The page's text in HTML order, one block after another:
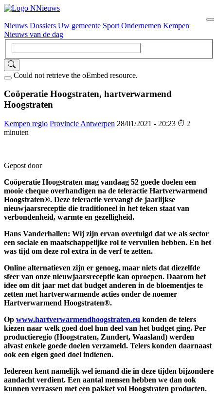
Hoofdnavigatie
Nieuws Dossiers Uw gemeente Sport Ondernemen Kempen
Nieuws van de dag
Could not retrieve the oEmbed resource.
Coöperatie Hoogstraten, hartverwarmend
Hoogstraten
Kempen regio Provincie Antwerpen 28/01/2021 - 20:23
2
minuten
Gepost door
Coöperatie Hoogstraten mag vandaag 52 goede doelen een
mooie cheque overhandigen na de teleractie Hartverwarmend
Hoogstraten®. Deze teleractie vervangt de jaarlijkse
nieuwjaarsreceptie die traditioneel in het teken staat van
verbondenheid, warmte en gezelligheid.
Hans Vanderhallen: Wij zijn ervan overtuigd dat we als sector
een sociale en maatschappelijke rol te vervullen hebben. En het
was tijd om deze rol extra in de verf te zetten.
Online alternatieven zijn er genoeg, maar niets dat diezelfde
sfeer van onze nieuwjaarsreceptie kan oproepen. Daarom het
idee om dit jaar met dat budget anderen in de bloementjes te
zetten met hartverwarmende acties onder de noemer
Hartverwarmend Hoogstraten®.
Op www.hartverwarmendhoogstraten.eu konden de telers
kiezen naar welk goed doel hun deel van het budget ging. Per
productieregio (Hoogstraten, Zundert, Waasland) werden
alvast enkele goede doelen verzameld. Telers konden daarnaast
ook een eigen goed doel indienen.
Iedereen kent namelijk wel iemand die in deze tijden bijzondere
aandacht verdient. Een aantal mensen hebben we dan ook
kunnen verrassen met een pakket vol Hoogstraten producten.